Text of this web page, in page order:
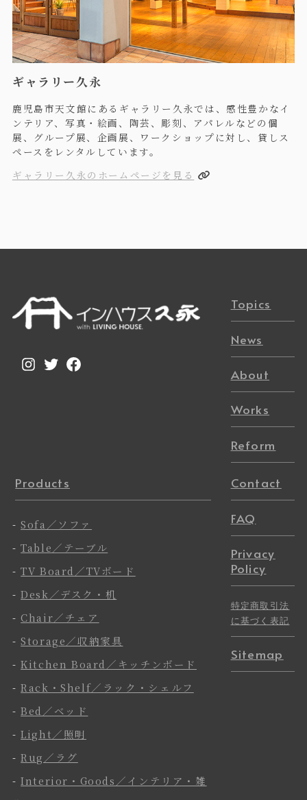
ギャラリー久永
鹿児島市天文館にあるギャラリー久永では、感性豊かなイ
ンテリア、写真・絵画、陶芸、彫刻、アパレルなどの個
展、グループ展、企画展、ワークショップに対し、貸しス
ペースをレンタルしています。
ギャラリー久永のホームページを見る
Instagram
TwitterFacebook
Topics
News
About
Works
Reform
Products
-Sofa／ソファ
-Table／テーブル
-TV Board／TVボード
-Desk／デスク・机
- Chair／チェア
-Storage／収納家具
-Kitchen Board／キッチンボード
-Rack・Shelf／ラック・シェルフ
-Bed／ベッド
-Light／照明
-Rug／ラグ
-Interior・Goods／インテリア・雑
Contact
FAQ
Privacy
Policy
特定商取引法
に基づく表記
Sitemap